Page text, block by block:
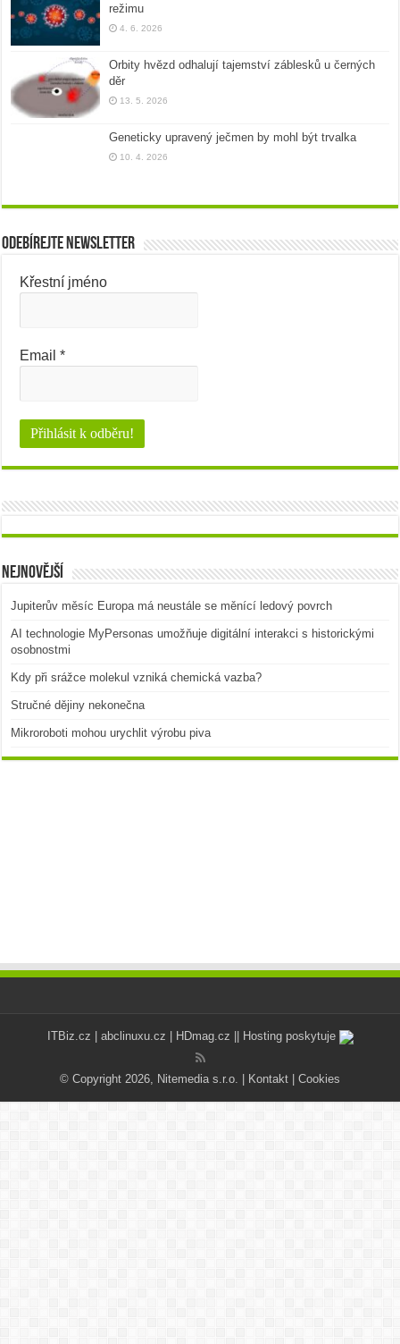
režimu
4. 6. 2026
Orbity hvězd odhalují tajemství záblesků u černých
děr
13. 5. 2026
Geneticky upravený ječmen by mohl být trvalka
10. 4. 2026
Odebírejte newsletter
Křestní jméno
Email*
Nejnovější
Jupiterův měsíc Europa má neustále se měnící ledový povrch
AI technologie MyPersonas umožňuje digitální interakci s historickými
osobnostmi
Kdy při srážce molekul vzniká chemická vazba?
Stručné dějiny nekonečna
Mikroroboti mohou urychlit výrobu piva
ITBiz.cz abclinuxu.cz HDmag.cz || Hosting poskytuje
© Copyright 2026, Nitemedia s.r.o. | Kontakt Cookies